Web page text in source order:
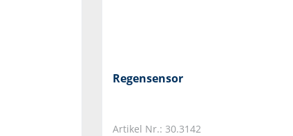
Regensensor
Artikel Nr.: 30.3142